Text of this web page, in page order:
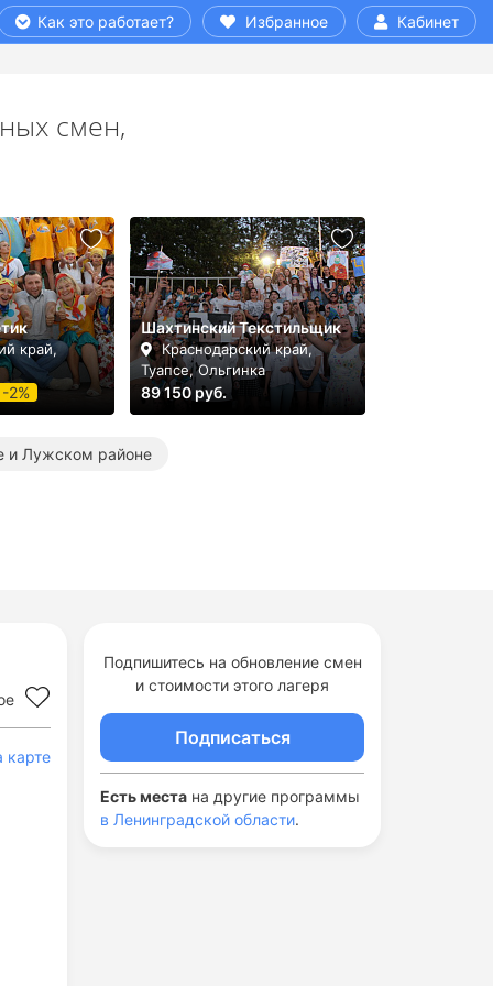
Как это работает? Избранное Кабинет
карте
Подпишитесь на обновление смен
и стоимости этого лагеря
Подписаться
Есть места на другие программы
в Ленинградской области.
смен,
край,
-2%
Шахтинский Текстильщик
Краснодарский край,
Туапсе, Ольгинка
89 150 руб.
и Лужском районе